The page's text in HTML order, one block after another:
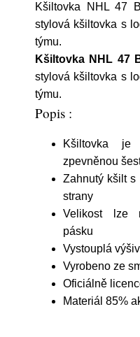
Kšiltovka NHL 47
stylová kšiltovka s
týmu.
Kšiltovka NHL 47
stylová kšiltovka s
týmu.
Popis :
Kšiltovka
zpevněnou
Zahnutý kšilt s
strany
Velikost lze
pásku
Vystouplá
Vyrobeno ze
Oficiálně
Materiál 85%